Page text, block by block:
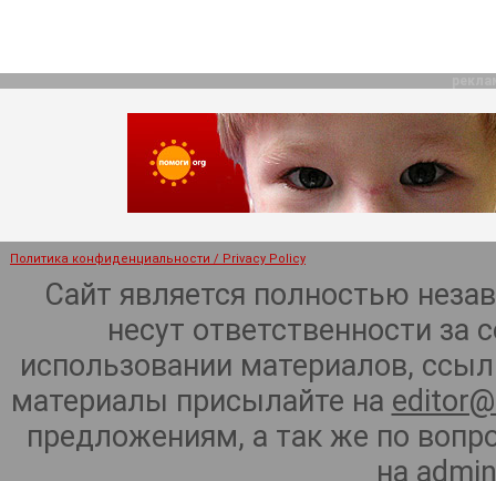
Политика конфиденциальности / Privacy Policy
Сайт является полностью
несут ответственности
использовании материалов,
материалы присылайте на
предложениям, а так же по
на